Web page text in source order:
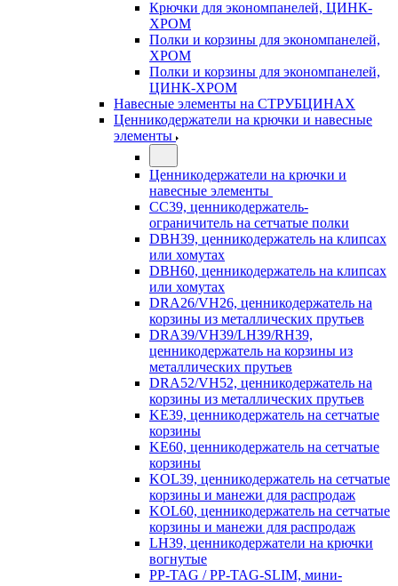
Крючки для экономпанелей, ЦИНК-
ХРОМ
Полки и корзины для экономпанелей,
ХРОМ
Полки и корзины для экономпанелей,
ЦИНК-ХРОМ
Навесные элементы на СТРУБЦИНАХ
Ценникодержатели на крючки и навесные
элементы
Ценникодержатели на крючки и
навесные элементы
CC39, ценникодержатель-
ограничитель на сетчатые полки
DBH39, ценникодержатель на клипсах
или хомутах
DBH60, ценникодержатель на клипсах
или хомутах
DRA26/VH26, ценникодержатель на
корзины из металлических прутьев
DRA39/VH39/LH39/RH39,
ценникодержатель на корзины из
металлических прутьев
DRA52/VH52, ценникодержатель на
корзины из металлических прутьев
KE39, ценникодержатель на сетчатые
корзины
KE60, ценникодержатель на сетчатые
корзины
KOL39, ценникодержатель на сетчатые
корзины и манежи для распродаж
KOL60, ценникодержатель на сетчатые
корзины и манежи для распродаж
LH39, ценникодержатели на крючки
вогнутые
PP-TAG / PP-TAG-SLIM, мини-